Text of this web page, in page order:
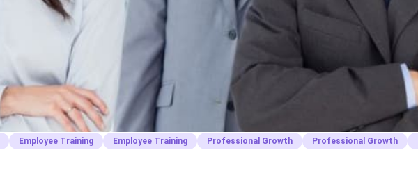
Employee Training Employee Training Professional Growth Professional Growth